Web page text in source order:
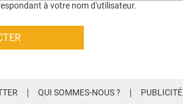
à votre nom d'utilisateur.
QUI SOMMES-NOUS ? PUBLICITÉ